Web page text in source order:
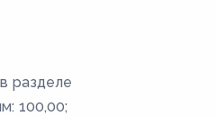
разделе
100,00;